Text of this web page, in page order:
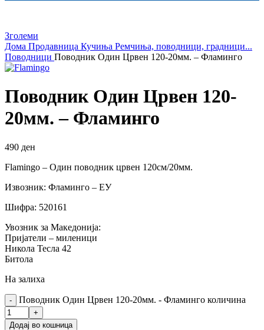
Зголеми
Дома Продавница Кучиња Ремчиња, поводници, градници...
Поводници Поводник Один Црвен 120-20мм. – Фламинго
Поводник Один Црвен 120-
20мм. – Фламинго
490 ден
Flamingo – Один поводник црвен 120см/20мм.
Извозник: Фламинго – ЕУ
Шифра: 520161
Увозник за Македонија:
Пријатели – миленици
Никола Тесла 42
Битола
На залиха
Поводник Один Црвен 120-20мм. - Фламинго количина
Додај во кошница